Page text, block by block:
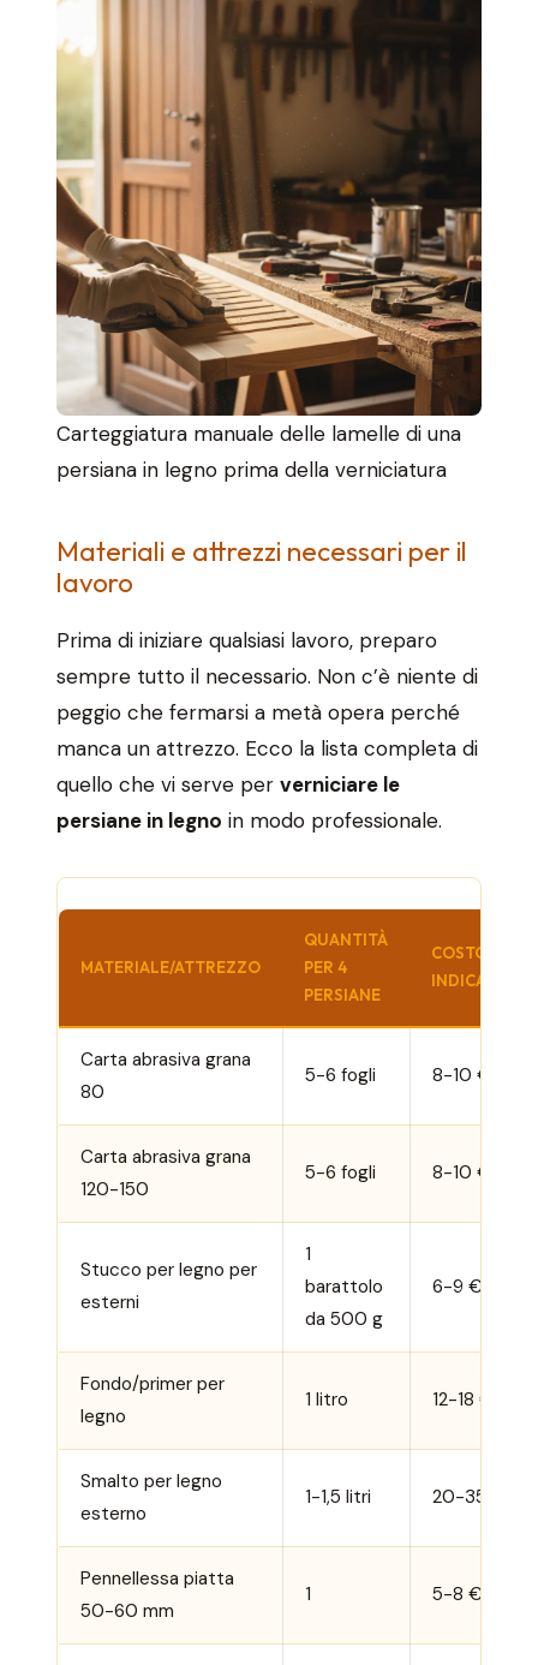
Carteggiatura manuale delle lamelle di una
persiana in legno prima della verniciatura
Materiali e attrezzi necessari per il
lavoro
Prima di iniziare qualsiasi lavoro, preparo
sempre tutto il necessario. Non c’è niente di
peggio che fermarsi a metà opera perché
manca un attrezzo. Ecco la lista completa di
quello che vi serve per verniciare le
persiane in legno in modo professionale.
MATERIALE/ATTREZZO
QUANTITÀ
PER 4
PERSIANE
COSTO
INDICATIVO
Carta abrasiva grana
80
5-6 fogli 8-10 €
Carta abrasiva grana
120-150
5-6 fogli 8-10 €
Stucco per legno per
esterni
1
barattolo
da 500 g
6-9 €
Fondo/primer per
legno
1 litro 12-18 €
Smalto per legno
esterno
1-1,5 litri 20-35 €
Pennellessa piatta
50-60 mm
1 5-8 €